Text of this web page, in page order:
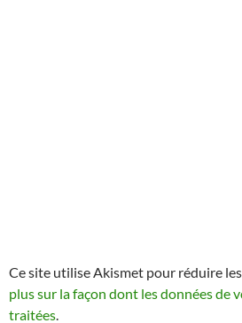
Ce site utilise Akismet pour réduire
plus sur la façon dont les données de
traitées